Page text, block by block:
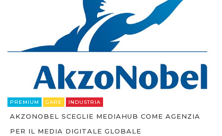
PREMIUM GARE INDUSTRIA
AKZONOBEL SCEGLIE MEDIAHUB COME AGENZIA
PER IL MEDIA DIGITALE GLOBALE